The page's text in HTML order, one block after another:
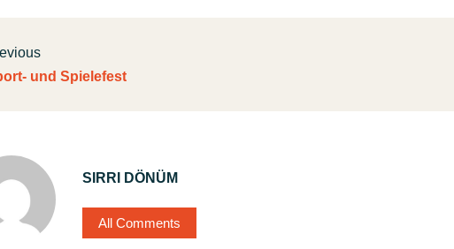
und Spielefest
SIRRI DÖNÜM
All Comments